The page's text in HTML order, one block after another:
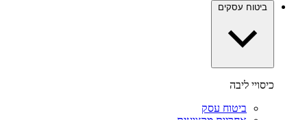
ביטוח עסקים
כיסויי ליבה
ביטוח עסק